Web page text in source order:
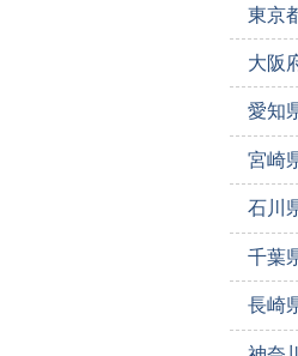
東京
大阪
愛知
宮崎
石川
千葉
長崎